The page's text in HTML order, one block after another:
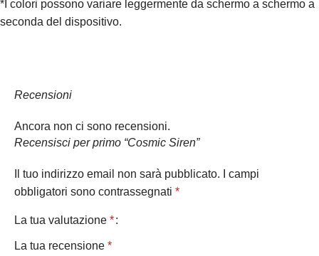
*I colori possono variare leggermente da schermo a schermo a
seconda del dispositivo.
Recensioni
Ancora non ci sono recensioni.
Recensisci per primo “Cosmic Siren”
Il tuo indirizzo email non sarà pubblicato.
I campi
obbligatori sono contrassegnati *
La tua valutazione *
La tua recensione *